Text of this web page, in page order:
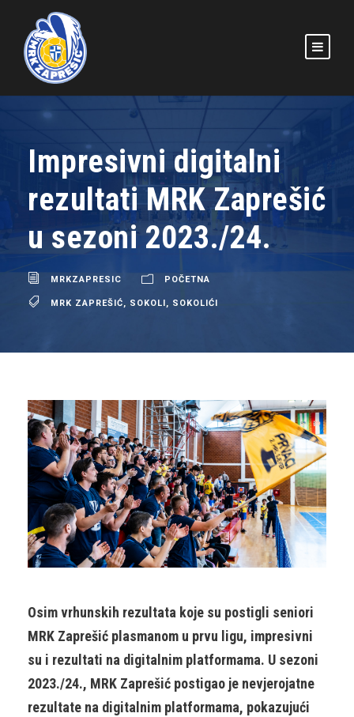
Impresivni digitalni
rezultati MRK Zaprešić
u sezoni 2023./24.
MRKZAPRESIC POČETNA
MRK ZAPREŠIĆ SOKOLI SOKOLIĆI
Osim vrhunskih rezultata koje su postigli seniori
MRK Zaprešić plasmanom u prvu ligu, impresivni
su i rezultati na digitalnim platformama. U sezoni
2023./24., MRK Zaprešić postigao je nevjerojatne
rezultate na digitalnim platformama, pokazujući